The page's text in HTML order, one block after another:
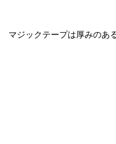
マジックテープは厚みのあ